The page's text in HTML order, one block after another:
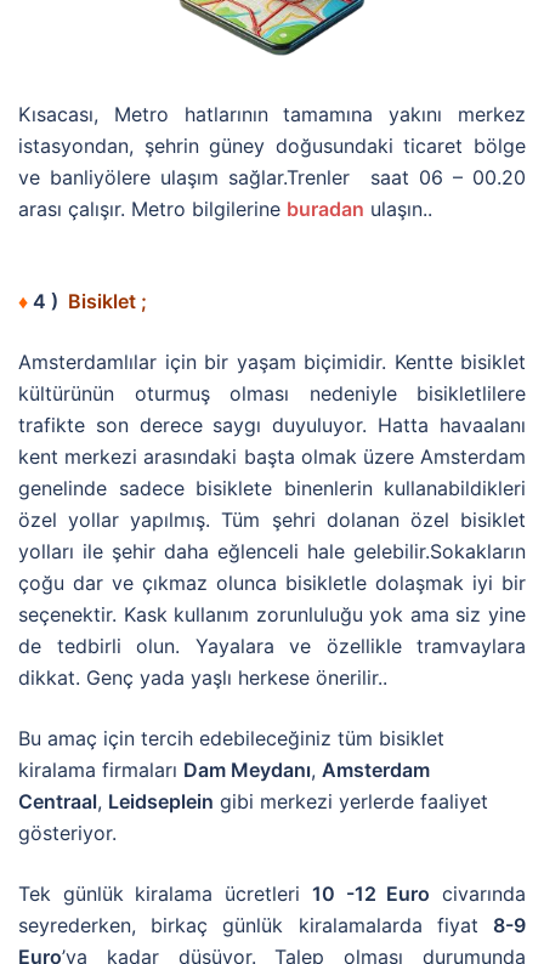
Kısacası, Metro hatlarının tamamına yakını merkez
istasyondan, şehrin güney doğusundaki ticaret bölge
ve banliyölere ulaşım sağlar.Trenler saat 06 – 00.20
arası çalışır. Metro bilgilerine buradan ulaşın..
♦ 4 ) Bisiklet ;
Amsterdamlılar için bir yaşam biçimidir. Kentte bisiklet
kültürünün oturmuş olması nedeniyle bisikletlilere
trafikte son derece saygı duyuluyor. Hatta havaalanı
kent merkezi arasındaki başta olmak üzere Amsterdam
genelinde sadece bisiklete binenlerin kullanabildikleri
özel yollar yapılmış. Tüm şehri dolanan özel bisiklet
yolları ile şehir daha eğlenceli hale gelebilir.Sokakların
çoğu dar ve çıkmaz olunca bisikletle dolaşmak iyi bir
seçenektir. Kask kullanım zorunluluğu yok ama siz yine
de tedbirli olun. Yayalara ve özellikle tramvaylara
dikkat. Genç yada yaşlı herkese önerilir..
Bu amaç için tercih edebileceğiniz tüm bisiklet
kiralama firmaları Dam Meydanı, Amsterdam
Centraal, Leidseplein gibi merkezi yerlerde faaliyet
gösteriyor.
Tek günlük kiralama ücretleri 10 -12 Euro civarında
seyrederken, birkaç günlük kiralamalarda fiyat 8-9
Euro’ya kadar düşüyor. Talep olması durumunda